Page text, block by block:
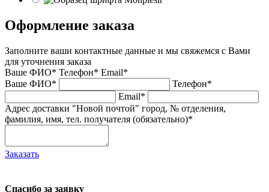
Оформление заказа
Заполните ваши контактные данные и мы свяжемся с Вами
для уточнения заказа
Ваше ФИО* Телефон* Email*
Ваше ФИО*
Телефон*
Email*
Адрес доставки "Новой почтой" город, № отделения,
фамилия, имя, тел. получателя (обязательно)*
Заказать
Спасибо за заявку